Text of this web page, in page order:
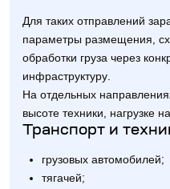
Для таких отправлений
параметры размещения,
обработки груза через
инфраструктуру.
На отдельных
высоте техники, нагрузке
Транспорт и
грузовых автомобилей;
тягачей;